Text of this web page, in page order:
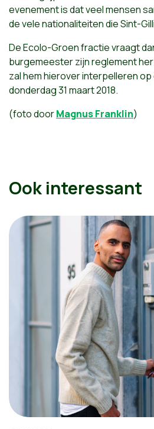
evenement is dat veel mensen
de vele nationaliteiten die Sint-
De Ecolo-Groen fractie vraagt
burgemeester zijn reglement
zal hem hierover interpelleren
donderdag 31 maart 2018.
(foto doorMagnus Franklin)
Ook interessant